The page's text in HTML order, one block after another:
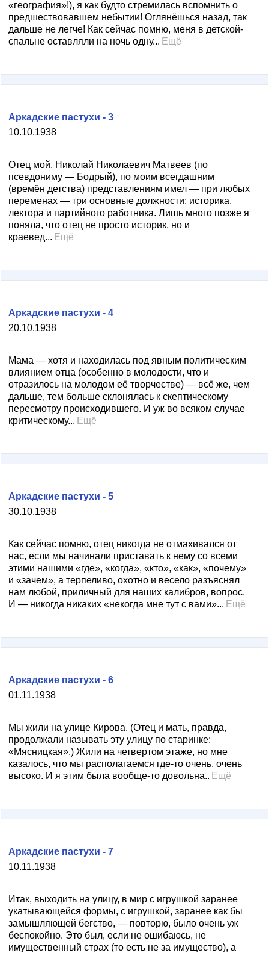
«география»!), я как будто стремилась вспомнить о
предшествовавшем небытии! Оглянёшься назад, так
дальше не легче! Как сейчас помню, меня в детской-
спальне оставляли на ночь одну... Ещё
10.10.1938
Аркадские пастухи - 3
Отец мой, Николай Николаевич Матвеев (по
псевдониму — Бодрый), по моим всегдашним
(времён детства) представлениям имел — при любых
переменах — три основные должности: историка,
лектора и партийного работника. Лишь много позже я
поняла, что отец не просто историк, но и
краевед... Ещё
20.10.1938
Аркадские пастухи - 4
Мама — хотя и находилась под явным политическим
влиянием отца (особенно в молодости, что и
отразилось на молодом её творчестве) — всё же, чем
дальше, тем больше склонялась к скептическому
пересмотру происходившего. И уж во всяком случае
критическому... Ещё
30.10.1938
Аркадские пастухи - 5
Как сейчас помню, отец никогда не отмахивался от
нас, если мы начинали приставать к нему со всеми
этими нашими «где», «когда», «кто», «как», «почему»
и «зачем», а терпеливо, охотно и весело разъяснял
нам любой, приличный для наших калибров, вопрос.
И — никогда никаких «некогда мне тут с вами»... Ещё
01.11.1938
Аркадские пастухи - 6
Мы жили на улице Кирова. (Отец и мать, правда,
продолжали называть эту улицу по старинке:
«Мясницкая».) Жили на четвертом этаже, но мне
казалось, что мы располагаемся где-то очень, очень
высоко. И я этим была вообще-то довольна.. Ещё
10.11.1938
Аркадские пастухи - 7
Итак, выходить на улицу, в мир с игрушкой заранее
укатывающейся формы, с игрушкой, заранее как бы
замышляющей бегство, — повторю, было очень уж
беспокойно. Это был, если не ошибаюсь, не
имущественный страх (то есть не за имущество), а